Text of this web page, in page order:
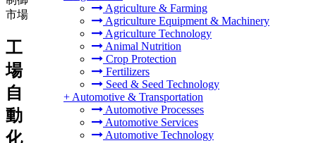
Agriculture & Farming
Agriculture Equipment & Machinery
Agriculture Technology
Animal Nutrition
Crop Protection
Fertilizers
Seed & Seed Technology
+ Automotive & Transportation
Automotive Processes
Automotive Services
Automotive Technology
市場
工
場
自
動
化